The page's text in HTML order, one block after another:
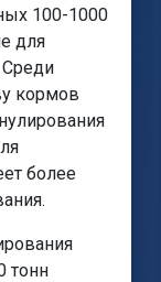
100-1000
для
кормов
более
тонн